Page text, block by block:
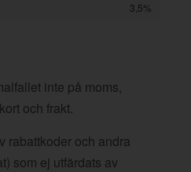
3,5%
inte på moms,
och frakt.
rabattkoder och andra
som ej utfärdats av